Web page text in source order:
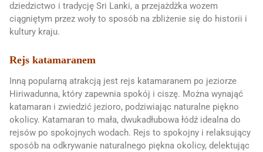
dziedzictwo i tradycję Sri Lanki, a przejażdżka wozem
ciągniętym przez woły to sposób na zbliżenie się do historii i
kultury kraju.
Rejs katamaranem
Inną popularną atrakcją jest rejs katamaranem po jeziorze
Hiriwadunna, który zapewnia spokój i ciszę. Można wynająć
katamaran i zwiedzić jezioro, podziwiając naturalne piękno
okolicy. Katamaran to mała, dwukadłubowa łódź idealna do
rejsów po spokojnych wodach. Rejs to spokojny i relaksujący
sposób na odkrywanie naturalnego piękna okolicy, delektując